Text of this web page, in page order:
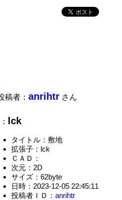
稿者：anrihtr さん
lck
タイトル：敷地
拡張子：lck
ＣＡＤ：
次元：2D
サイズ：62byte
日時：2023-12-05 22:45:11
投稿者ＩＤ： anrihtr